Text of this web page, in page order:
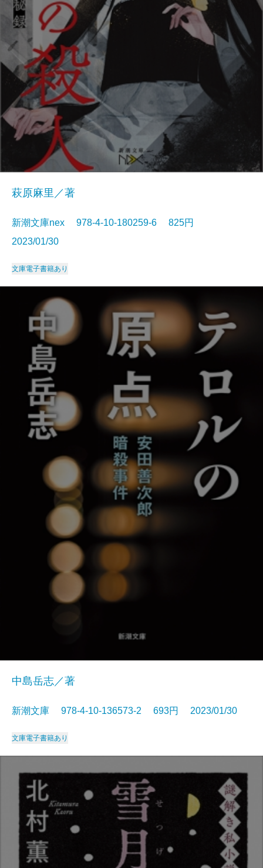
萩原麻里／著
新潮文庫nex 978-4-10-180259-6 825円
2023/01/30
文庫電子書籍あり
中島岳志／著
新潮文庫 978-4-10-136573-2 693円 2023/01/30
文庫電子書籍あり